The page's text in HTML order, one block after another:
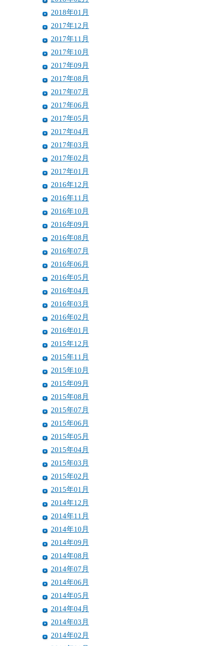
2018年01月
2017年12月
2017年11月
2017年10月
2017年09月
2017年08月
2017年07月
2017年06月
2017年05月
2017年04月
2017年03月
2017年02月
2017年01月
2016年12月
2016年11月
2016年10月
2016年09月
2016年08月
2016年07月
2016年06月
2016年05月
2016年04月
2016年03月
2016年02月
2016年01月
2015年12月
2015年11月
2015年10月
2015年09月
2015年08月
2015年07月
2015年06月
2015年05月
2015年04月
2015年03月
2015年02月
2015年01月
2014年12月
2014年11月
2014年10月
2014年09月
2014年08月
2014年07月
2014年06月
2014年05月
2014年04月
2014年03月
2014年02月